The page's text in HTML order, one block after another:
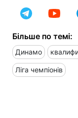
Більше по темі:
Динамо
Ліга чемпіонів